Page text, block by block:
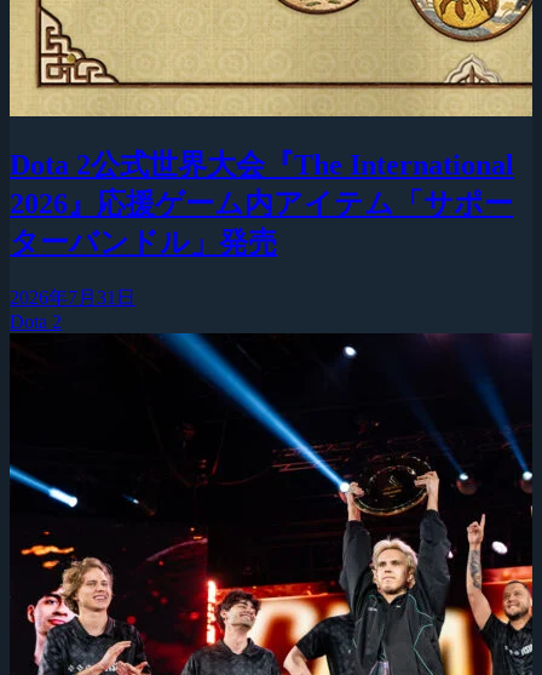
Dota 2公式世界大会『The International
2026』応援ゲーム内アイテム「サポー
ターバンドル」発売
2026年7月31日
Dota 2